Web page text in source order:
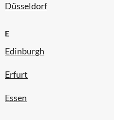
Düsseldorf
E
Edinburgh
Erfurt
Essen